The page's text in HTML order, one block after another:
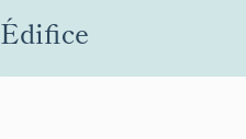
Édifice